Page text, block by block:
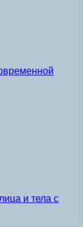
и тела с